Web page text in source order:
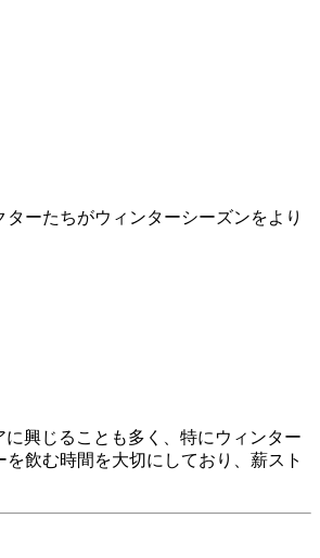
ーたちがウィンターシーズンをより
興じることも多く、特にウィンター
飲む時間を大切にしており、薪スト